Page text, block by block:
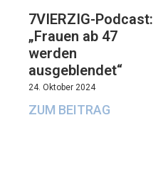
7VIERZIG-Podcast:
„Frauen ab 47
werden
ausgeblendet“
24. Oktober 2024
ZUM BEITRAG